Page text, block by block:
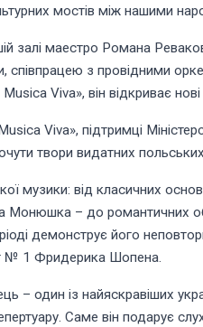
мостів між нашими
залі маестро Романа
з провідними
Viva», він відкриває
Viva», підтримці
твори видатних
музики: від класичних
Монюшка – до романтичних
демонструє його
№ 1 Фридерика Шопена.
один із найяскравіших
Саме він подарує